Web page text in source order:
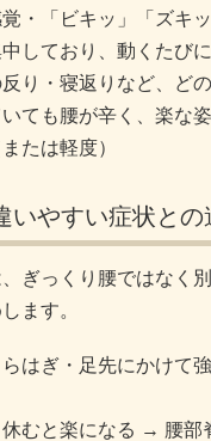
・「ビキッ」「ズキ
しており、動くたび
り・寝返りなど、ど
ても腰が辛く、楽な
たは軽度）
いやすい症状との
ぎっくり腰ではなく
ます。
はぎ・足先にかけて
むと楽になる → 腰部